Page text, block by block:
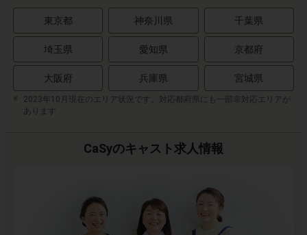
東京都 神奈川県 千葉県
埼玉県 愛知県 京都府
大阪府 兵庫県 宮城県
2023年10月現在のエリア状況です。対応都府県にも一部非対応エリアが
あります
CaSyのキャスト求人情報